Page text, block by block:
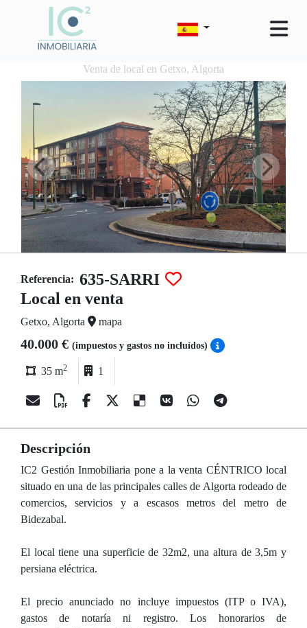
Venta de local en Getxo, Algorta
Referencia: 635-SARRI
Local en venta
Getxo, Algorta mapa
40.000 € (impuestos y gastos no incluídos)
35 m2 1
Descripción
IC2 Gestión Inmobiliaria pone a la venta CÉNTRICO local
situado en una de las principales calles de Algorta rodeado de
comercios, servicios y a escasos metros del metro de
Bidezabal.
El local tiene una superficie de 32m2, una altura de 3,5m y
persiana eléctrica.
El precio anunciado no incluye impuestos (ITP o IVA),
gastos de notaría ni registro. Los honorarios de